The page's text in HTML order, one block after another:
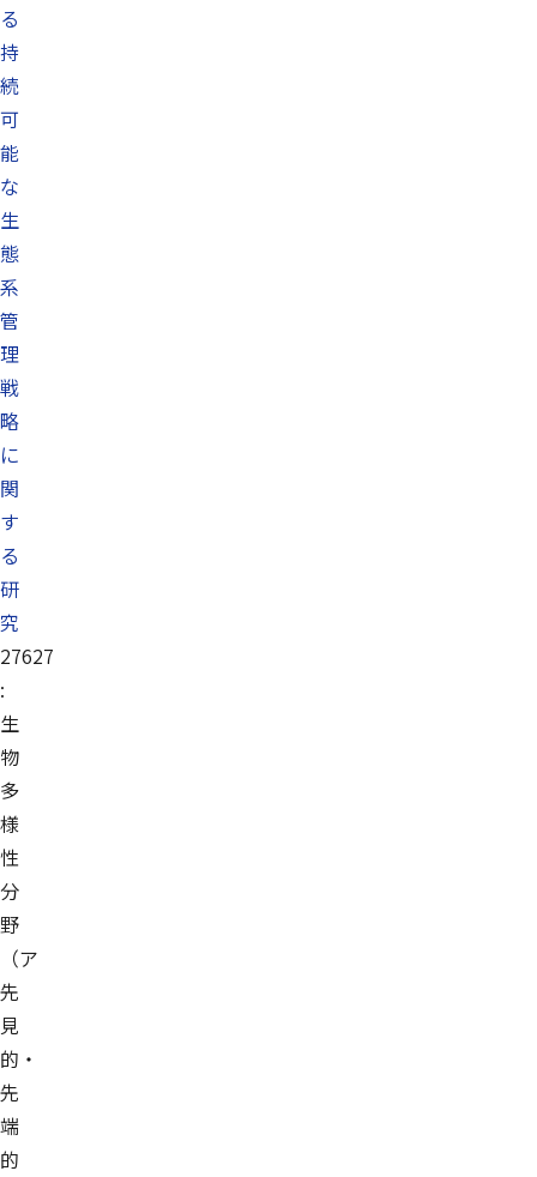
る
持
続
可
能
な
生
態
系
管
理
戦
略
に
関
す
る
研
究
27627
:
生
物
多
様
性
分
野
（ア
先
見
的・
先
端
的